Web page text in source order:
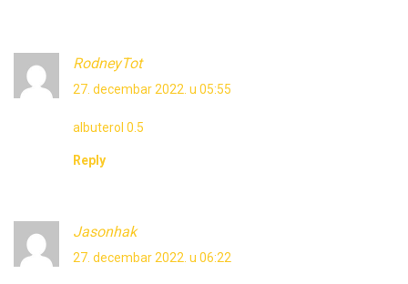
RodneyTot
27. decembar 2022. u 05:55
albuterol 0.5
Reply
Jasonhak
27. decembar 2022. u 06:22